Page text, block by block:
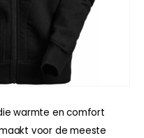
warmte en comfort
voor de meeste